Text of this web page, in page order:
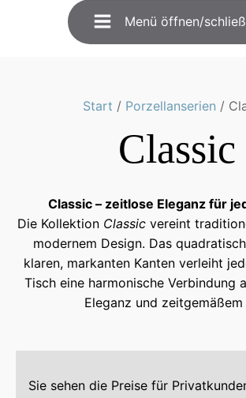
Menü öffnen/
Start / Porzellanserien /
Classic
Classic – zeitlose Eleganz für
Die Kollektion Classicvereint
modernem Design. Das
klaren, markanten Kanten verleiht
Tisch eine harmonische Verbindung
Eleganz und zeitgemäßem
Sie sehen die Preise für